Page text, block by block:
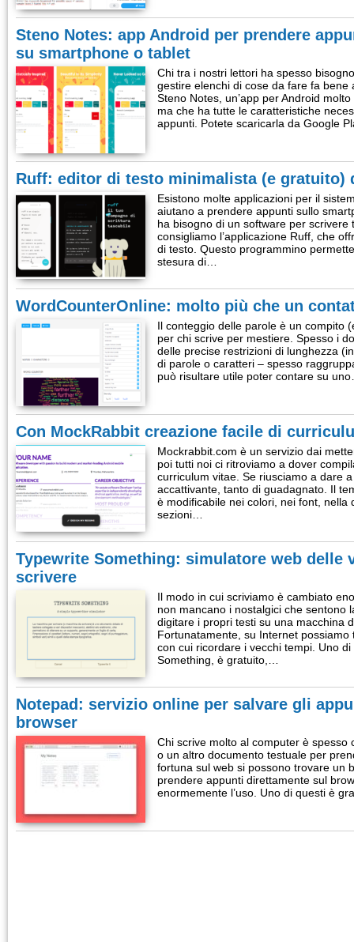
Steno Notes: app Android per prendere
su smartphone o tablet
Chi tra i nostri lettori ha spesso
gestire elenchi di cose da fare fa
Steno Notes, un’app per Android
ma che ha tutte le caratteristiche
appunti. Potete scaricarla da Google
Ruff: editor di testo minimalista (e gratuito)
Esistono molte applicazioni per il
aiutano a prendere appunti sullo
ha bisogno di un software per
consigliamo l’applicazione Ruff, che
di testo. Questo programmino
stesura di…
WordCounterOnline: molto più che un
Il conteggio delle parole è un compito
per chi scrive per mestiere. Spesso i
delle precise restrizioni di lunghezza
di parole o caratteri – spesso
può risultare utile poter contare su
Con MockRabbit creazione facile di
Mockrabbit.com è un servizio dai
poi tutti noi ci ritroviamo a dover
curriculum vitae. Se riusciamo a dare
accattivante, tanto di guadagnato. Il
è modificabile nei colori, nei font, nella
sezioni…
Typewrite Something: simulatore web delle
scrivere
Il modo in cui scriviamo è cambiato
non mancano i nostalgici che sentono
digitare i propri testi su una macchina
Fortunatamente, su Internet
con cui ricordare i vecchi tempi. Uno
Something, è gratuito,…
Notepad: servizio online per salvare gli
browser
Chi scrive molto al computer è spesso
o un altro documento testuale per
fortuna sul web si possono trovare un
prendere appunti direttamente sul
enormemente l’uso. Uno di questi è